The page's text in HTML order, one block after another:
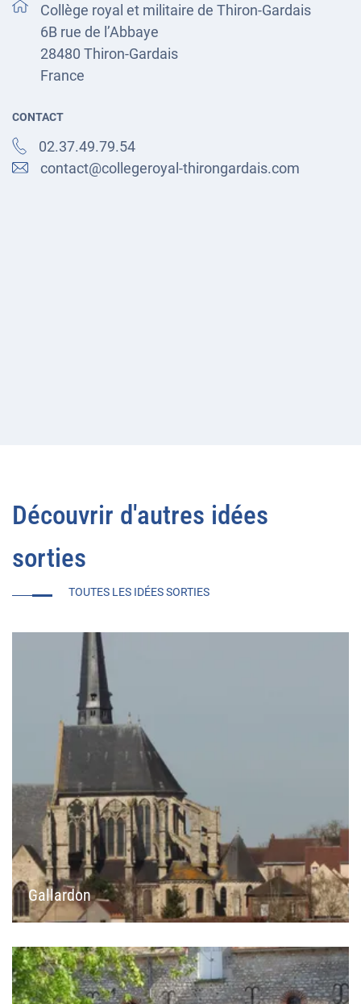
Collège royal et militaire de Thiron-Gardais
6B rue de l’Abbaye
28480 Thiron-Gardais
France
CONTACT
02.37.49.79.54
contact@collegeroyal-thirongardais.com
Découvrir d'autres idées
sorties
TOUTES LES IDÉES SORTIES
Gallardon